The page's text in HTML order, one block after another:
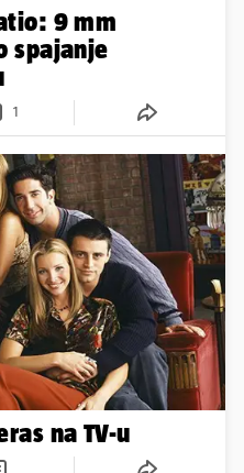
9 mm
spajanje
1
na TV-u